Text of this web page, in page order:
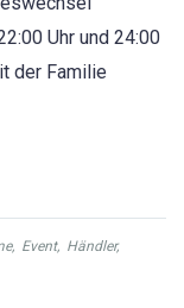
Uhr und 24:00
der Familie
, Event, Händler,